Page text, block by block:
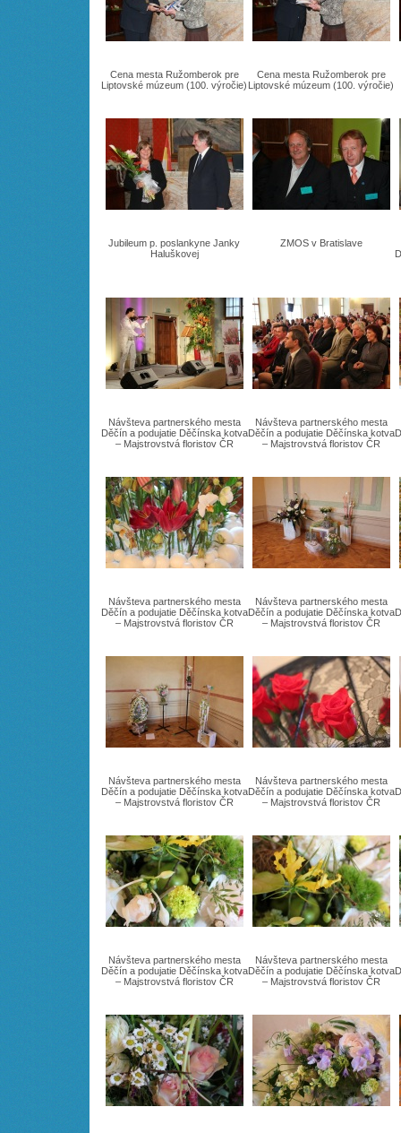
Cena mesta Ružomberok pre
Liptovské múzeum (100. výročie)
Cena mesta Ružomberok pre
Liptovské múzeum (100. výročie)
Jubileum p. poslankyne Janky
Haluškovej
ZMOS v Bratislave
Návšteva partnerského mesta
Děčín a podujatie Děčínska kotva
– Majstrovstvá floristov ČR
Návšteva partnerského mesta
Děčín a podujatie Děčínska kotva
– Majstrovstvá floristov ČR
Návšteva partnerského mesta
Děčín a podujatie Děčínska kotva
– Majstrovstvá floristov ČR
Návšteva partnerského mesta
Děčín a podujatie Děčínska kotva
– Majstrovstvá floristov ČR
Návšteva partnerského mesta
Děčín a podujatie Děčínska kotva
– Majstrovstvá floristov ČR
Návšteva partnerského mesta
Děčín a podujatie Děčínska kotva
– Majstrovstvá floristov ČR
Návšteva partnerského mesta
Děčín a podujatie Děčínska kotva
– Majstrovstvá floristov ČR
Návšteva partnerského mesta
Děčín a podujatie Děčínska kotva
– Majstrovstvá floristov ČR